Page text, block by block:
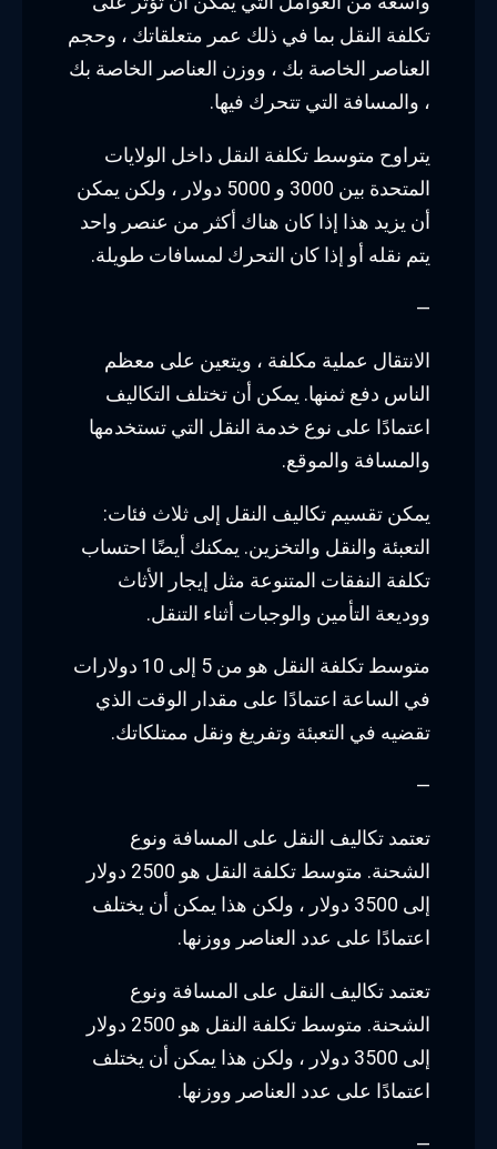
تكلفة النقل بما في ذلك عمر متعلقاتك ، وحجم
العناصر الخاصة بك ، ووزن العناصر الخاصة بك
، والمسافة التي تتحرك فيها.
يتراوح متوسط تكلفة النقل داخل الولايات
المتحدة بين 3000 و 5000 دولار ، ولكن يمكن
أن يزيد هذا إذا كان هناك أكثر من عنصر واحد
يتم نقله أو إذا كان التحرك لمسافات طويلة.
—
الانتقال عملية مكلفة ، ويتعين على معظم
الناس دفع ثمنها. يمكن أن تختلف التكاليف
اعتمادًا على نوع خدمة النقل التي تستخدمها
والمسافة والموقع.
يمكن تقسيم تكاليف النقل إلى ثلاث فئات:
التعبئة والنقل والتخزين. يمكنك أيضًا احتساب
تكلفة النفقات المتنوعة مثل إيجار الأثاث
ووديعة التأمين والوجبات أثناء التنقل.
متوسط تكلفة النقل هو من 5 إلى 10 دولارات
في الساعة اعتمادًا على مقدار الوقت الذي
تقضيه في التعبئة وتفريغ ونقل ممتلكاتك.
—
تعتمد تكاليف النقل على المسافة ونوع
الشحنة. متوسط تكلفة النقل هو 2500 دولار
إلى 3500 دولار ، ولكن هذا يمكن أن يختلف
اعتمادًا على عدد العناصر ووزنها.
تعتمد تكاليف النقل على المسافة ونوع
الشحنة. متوسط تكلفة النقل هو 2500 دولار
إلى 3500 دولار ، ولكن هذا يمكن أن يختلف
اعتمادًا على عدد العناصر ووزنها.
—